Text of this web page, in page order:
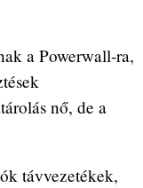
a Powerwall-ra,
nő, de a
távvezetékek,